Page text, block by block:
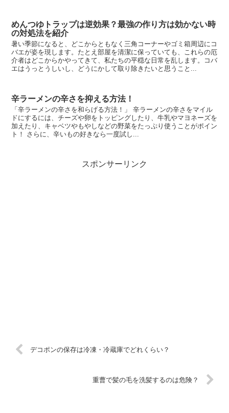
めんつゆトラップは逆効果？最強の作り方は効かない時
の対処法を紹介
暑い季節になると、どこからともなく三角コーナーやゴミ箱周辺にコ
バエが姿を現します。たとえ部屋を清潔に保っていても、これらの厄
介者はどこからかやってきて、私たちの平穏な日常を乱します。コバ
エはうっとうしいし、どうにかして取り除きたいと思うこと...
辛ラーメンの辛さを抑える方法！
「辛ラーメンの辛さを和らげる方法！」 辛ラーメンの辛さをマイル
ドにするには、チーズや卵をトッピングしたり、牛乳やマヨネーズを
加えたり、キャベツやもやしなどの野菜をたっぷり使うことがポイン
ト！ さらに、辛いもの好きなら一度試し...
スポンサーリンク
デコポンの保存は冷凍・冷蔵庫でどれくらい？
重曹で髪の毛を洗髪するのは危険？